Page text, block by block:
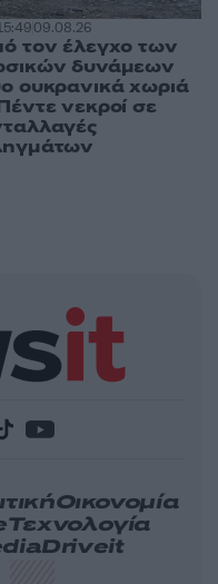
09.08.26
τον έλεγχο των
δυνάμεων
ουκρανικά χωριά
νεκροί σε
Οικονομία
Τεχνολογία
Driveit